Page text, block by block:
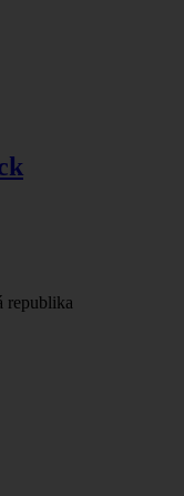
republika